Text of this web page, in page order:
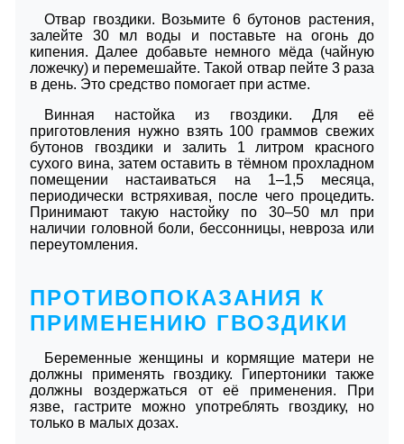
Отвар гвоздики. Возьмите 6 бутонов растения,
залейте 30 мл воды и поставьте на огонь до
кипения. Далее добавьте немного мёда (чайную
ложечку) и перемешайте. Такой отвар пейте 3 раза
в день. Это средство помогает при астме.
Винная настойка из гвоздики. Для её
приготовления нужно взять 100 граммов свежих
бутонов гвоздики и залить 1 литром красного
сухого вина, затем оставить в тёмном прохладном
помещении настаиваться на 1–1,5 месяца,
периодически встряхивая, после чего процедить.
Принимают такую настойку по 30–50 мл при
наличии головной боли, бессонницы, невроза или
переутомления.
ПРОТИВОПОКАЗАНИЯ К
ПРИМЕНЕНИЮ ГВОЗДИКИ
Беременные женщины и кормящие матери не
должны применять гвоздику. Гипертоники также
должны воздержаться от её применения. При
язве, гастрите можно употреблять гвоздику, но
только в малых дозах.